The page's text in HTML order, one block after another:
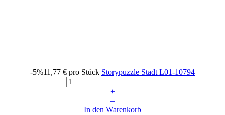
-5%11,77 € pro Stück Storypuzzle Stadt L01-10794
+
–
In den Warenkorb